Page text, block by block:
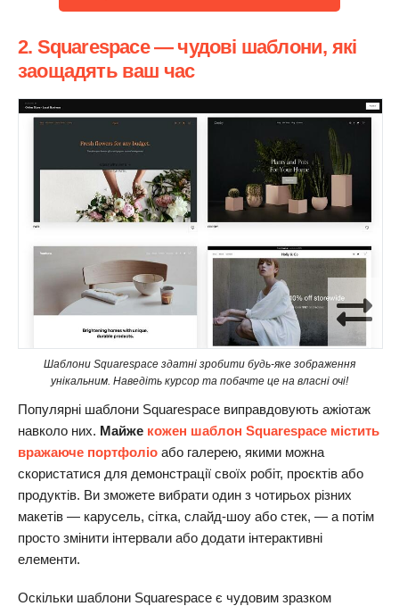
2. Squarespace — чудові шаблони, які
заощадять ваш час
Шаблони Squarespace здатні зробити будь-яке зображення
унікальним. Наведіть курсор та побачте це на власні очі!
Популярні шаблони Squarespace виправдовують ажіотаж
навколо них. Майже кожен шаблон Squarespace містить
вражаюче портфоліо або галерею, якими можна
скористатися для демонстрації своїх робіт, проєктів або
продуктів. Ви зможете вибрати один з чотирьох різних
макетів — карусель, сітка, слайд-шоу або стек, — а потім
просто змінити інтервали або додати інтерактивні
елементи.
Оскільки шаблони Squarespace є чудовим зразком